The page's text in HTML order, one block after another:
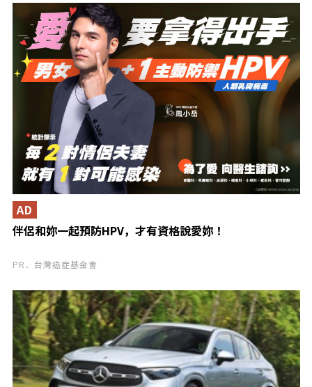
伴侶和妳一起預防HPV，才有資格說愛妳！
AD
PR．台灣癌症基金會